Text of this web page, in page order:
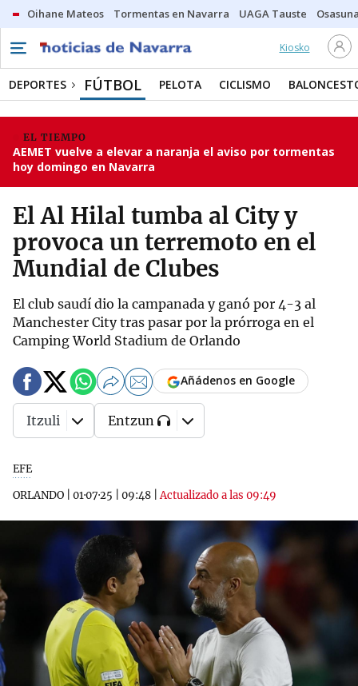
Oihane Mateos Tormentas en Navarra UAGA Tauste
Kiosko
DEPORTES FÚTBOL PELOTA CICLISMO
EL TIEMPO
AEMET vuelve a elevar a naranja el aviso por tormentas
hoy domingo en Navarra
El Al Hilal tumba al City y
provoca un terremoto en el
Mundial de Clubes
El club saudí dio la campanada y ganó por 4-3 al
Manchester City tras pasar por la prórroga en el
Camping World Stadium de Orlando
EFE
ORLANDO
01·07·25 09:48 |Actualizado a las 09:49
Añádenos en Google
Itzuli Entzun